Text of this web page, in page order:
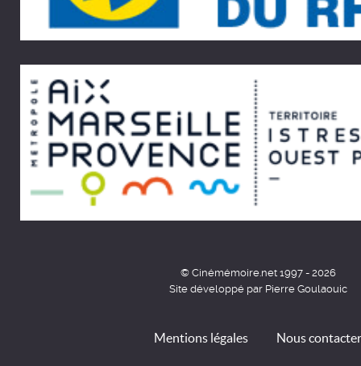
© Cinémémoire.net 1997 - 2026
Site développé par Pierre Goulaouic
Mentions légales Nous contacter